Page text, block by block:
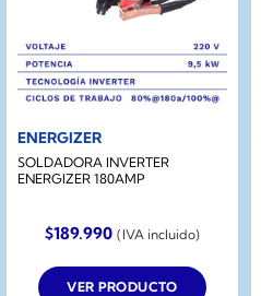
ENERGIZER
SOLDADORA INVERTER
ENERGIZER 180AMP
$189.990 (IVA incluido)
VER PRODUCTO